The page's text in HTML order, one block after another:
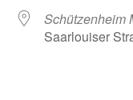
Schützenheim
Saarlouiser